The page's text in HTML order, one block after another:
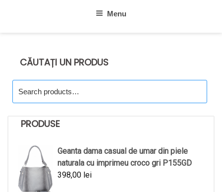
Menu
CĂUTAȚI UN PRODUS
for:
PRODUSE
Geanta dama casual de umar din piele
naturala cu imprimeu croco gri P155GD
398,00 lei